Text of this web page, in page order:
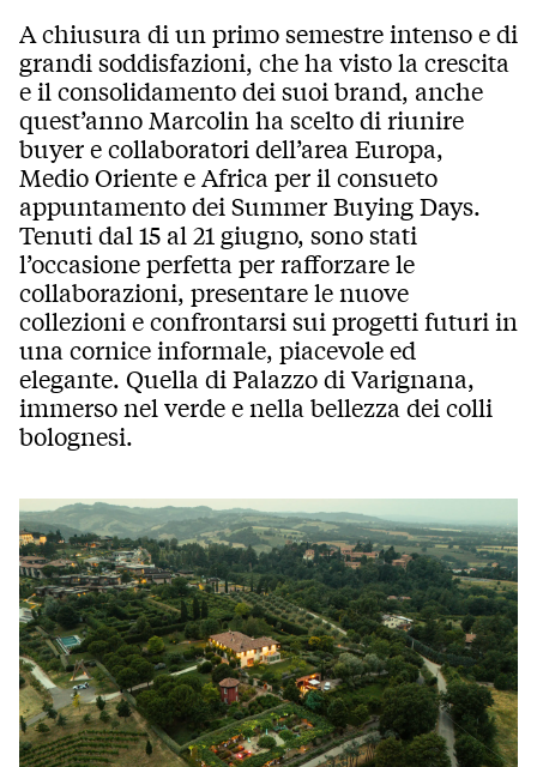
A chiusura di un primo semestre intenso e di
grandi soddisfazioni, che ha visto la crescita
e il consolidamento dei suoi brand, anche
quest’anno Marcolin ha scelto di riunire
buyer e collaboratori dell’area Europa,
Medio Oriente e Africa per il consueto
appuntamento dei Summer Buying Days.
Tenuti dal 15 al 21 giugno, sono stati
l’occasione perfetta per rafforzare le
collaborazioni, presentare le nuove
collezioni e confrontarsi sui progetti futuri in
una cornice informale, piacevole ed
elegante. Quella di Palazzo di Varignana,
immerso nel verde e nella bellezza dei colli
bolognesi.